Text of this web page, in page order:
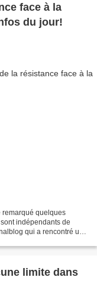
face à la
du jour!
remarqué quelques
indépendants de
qui a rencontré un
limite dans